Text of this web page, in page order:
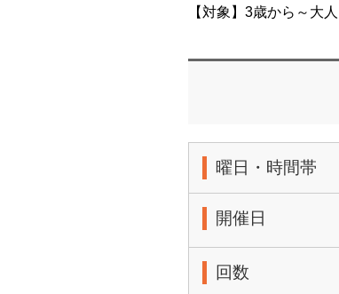
【対象】3歳から～大
曜日・時間帯
開催日
回数